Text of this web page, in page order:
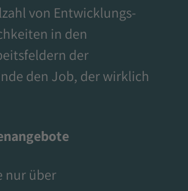
von Entwicklungs-
in den
der
den Job, der wirklich
nur über